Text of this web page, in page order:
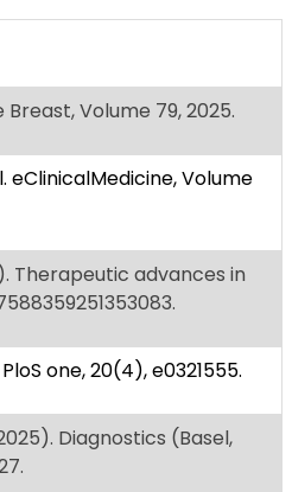
Breast, Volume 79, 2025.
eClinicalMedicine, Volume
Therapeutic advances in
one, 20(4), e0321555.
Diagnostics (Basel,